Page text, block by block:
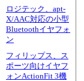
ロジテック、apt-
X/AAC対応の小型
Bluetoothイヤフォ
ン
フィリップス、ス
ポーツ向けイヤフ
ォンActionFit 3機